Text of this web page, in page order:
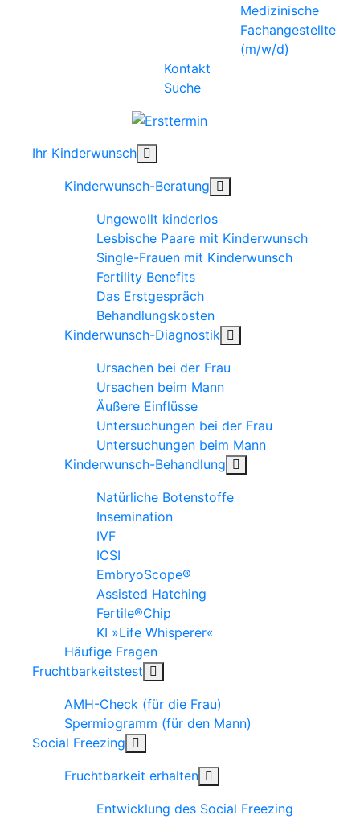
Medizinische
Fachangestellte
(m/w/d)
Kontakt
Suche
Ihr Kinderwunsch
Kinderwunsch-Beratung
Ungewollt kinderlos
Lesbische Paare mit Kinderwunsch
Single-Frauen mit Kinderwunsch
Fertility Benefits
Das Erstgespräch
Behandlungskosten
Kinderwunsch-Diagnostik
Ursachen bei der Frau
Ursachen beim Mann
Äußere Einflüsse
Untersuchungen bei der Frau
Untersuchungen beim Mann
Kinderwunsch-Behandlung
Natürliche Botenstoffe
Insemination
IVF
ICSI
EmbryoScope®
Assisted Hatching
Fertile®Chip
KI »Life Whisperer«
Häufige Fragen
Fruchtbarkeitstest
AMH-Check (für die Frau)
Spermiogramm (für den Mann)
Social Freezing
Fruchtbarkeit erhalten
Entwicklung des Social Freezing